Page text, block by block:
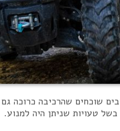
שוכחים שהרכיבה כרוכה גם
טעויות שניתן היה למנוע.